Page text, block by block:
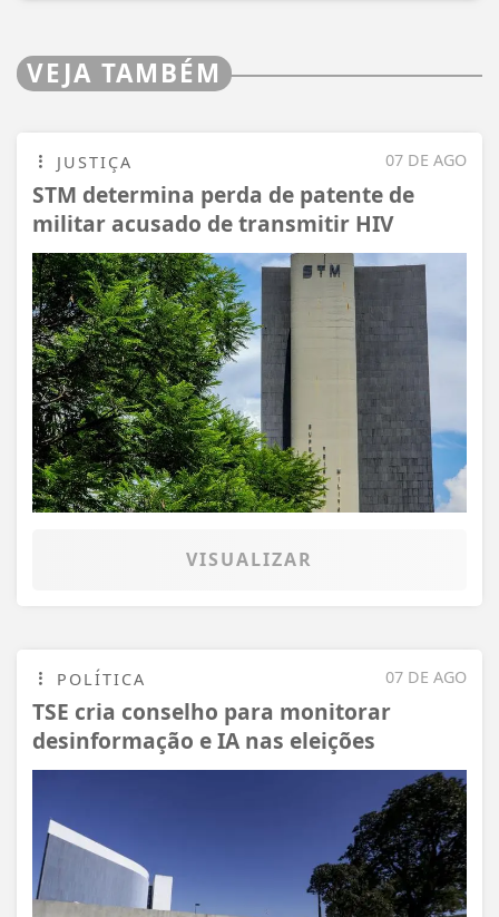
VEJA TAMBÉM
07 DE AGO
JUSTIÇA
STM determina perda de patente de
militar acusado de transmitir HIV
VISUALIZAR
07 DE AGO
POLÍTICA
TSE cria conselho para monitorar
desinformação e IA nas eleições